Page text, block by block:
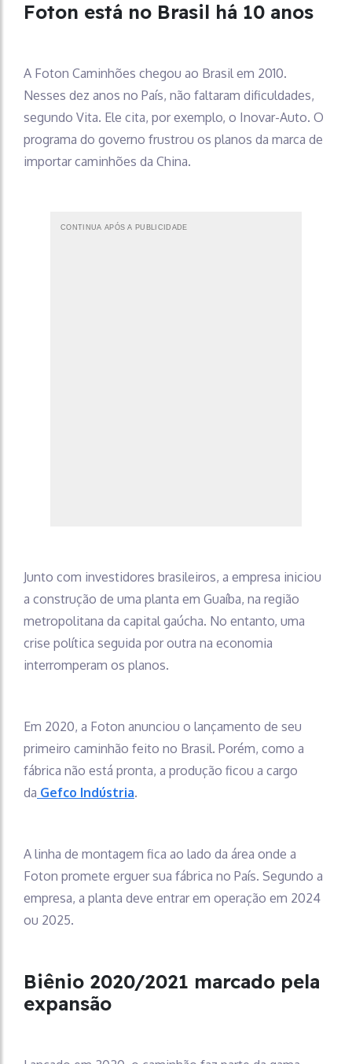
Foton está no Brasil há 10 anos
A Foton Caminhões chegou ao Brasil em 2010.
Nesses dez anos no País, não faltaram dificuldades,
segundo Vita. Ele cita, por exemplo, o Inovar-Auto. O
programa do governo frustrou os planos da marca de
importar caminhões da China.
CONTINUA APÓS A PUBLICIDADE
Junto com investidores brasileiros, a empresa iniciou
a construção de uma planta em Guaíba, na região
metropolitana da capital gaúcha. No entanto, uma
crise política seguida por outra na economia
interromperam os planos.
Em 2020, a Foton anunciou o lançamento de seu
primeiro caminhão feito no Brasil. Porém, como a
fábrica não está pronta, a produção ficou a cargo
da Gefco Indústria.
A linha de montagem fica ao lado da área onde a
Foton promete erguer sua fábrica no País. Segundo a
empresa, a planta deve entrar em operação em 2024
ou 2025.
Biênio 2020/2021 marcado pela
expansão